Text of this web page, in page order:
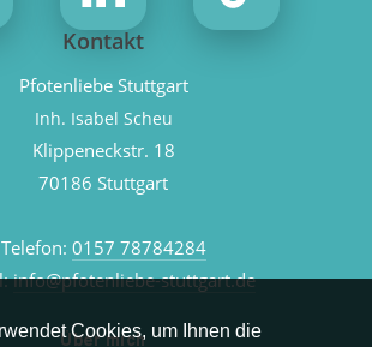
Cookies, um Ihnen die
Kontakt
Pfotenliebe Stuttgart
Inh. Isabel Scheu
Klippeneckstr. 18
70186 Stuttgart
Telefon: 0157 78784284
info@pfotenliebe-stuttgart.de
Über mich